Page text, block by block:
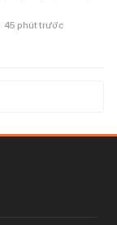
45 phút trước